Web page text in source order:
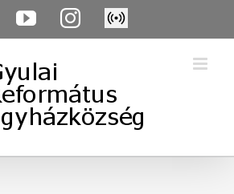
FacebookYouTubeInstagram
Élő
közvetítés